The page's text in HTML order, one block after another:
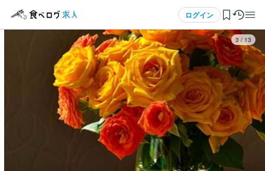
ログイン
ログイン・無料会員登録
食べログ求人TOP
3 / 13
焼肉レストラン松姫
調理師・調理スタッフ
調理師・調理スタッフ
250,000円〜450,000円
昇給あり 退職金あり
応募画面へ進む
焼肉レストラン松姫
ホールスタッフ・サービススタッフ
ホールスタッフ・サービススタッフ
1,100円〜1,300円
応募画面へ進む